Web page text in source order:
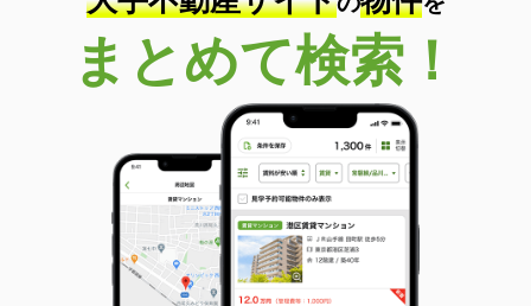
長野県茅野市宮川
価 格
1,399万円
長野県茅野市宮川
115.91m²
土地面積 244.9m²
長野県茅野市米沢
価 格
1,798万円
住 所
長野県茅野市米沢
まとめて検索！